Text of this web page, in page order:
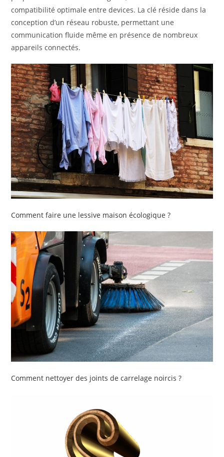
compatibilité optimale entre devices. La clé réside dans la
conception d’un réseau robuste, permettant une
communication fluide même en présence de nombreux
appareils connectés.
Comment faire une lessive maison écologique ?
Comment nettoyer des joints de carrelage noircis ?